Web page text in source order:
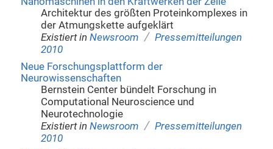
Architektur des größten Proteinkomplexes in
der Atmungskette aufgeklärt
Existiert in Newsroom / Pressemitteilungen
2010
Neue Forschungsplattform der
Neurowissenschaften
Bernstein Center bündelt Forschung in
Computational Neuroscience und
Neurotechnologie
Existiert in Newsroom / Pressemitteilungen
2010